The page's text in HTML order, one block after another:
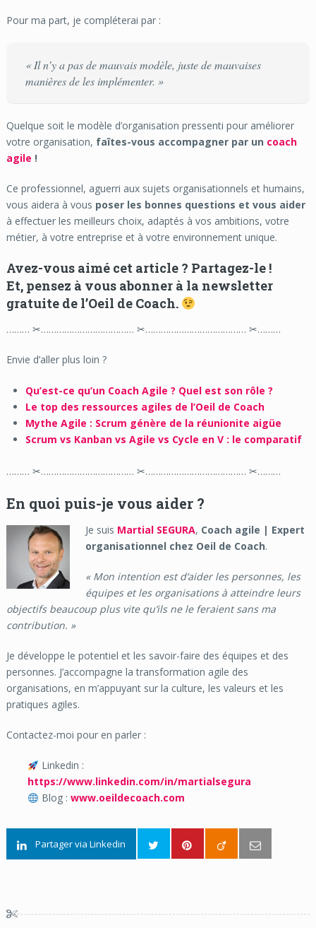
Pour ma part, je compléterai par :
« Il n’y a pas de mauvais modèle, juste de mauvaises
manières de les implémenter. »
Quelque soit le modèle d’organisation pressenti pour améliorer
votre organisation, faîtes-vous accompagner par un coach
agile !
Ce professionnel, aguerri aux sujets organisationnels et humains,
vous aidera à vous poser les bonnes questions et vous aider
à effectuer les meilleurs choix, adaptés à vos ambitions, votre
métier, à votre entreprise et à votre environnement unique.
Avez-vous aimé cet article ? Partagez-le !
Et, pensez à vous abonner à la newsletter
gratuite de l’Oeil de Coach.
……… ✂……………………………… ✂………………………………… ✂………
Envie d’aller plus loin ?
Qu’est-ce qu’un Coach Agile ? Quel est son rôle ?
Le top des ressources agiles de l’Oeil de Coach
Mythe Agile : Scrum génère de la réunionite aigüe
Scrum vs Kanban vs Agile vs Cycle en V : le comparatif
……… ✂……………………………… ✂………………………………… ✂………
En quoi puis-je vous aider ?
Je suis Martial SEGURA, Coach agile | Expert
organisationnel chez Oeil de Coach.
« Mon intention est d’aider les personnes, les
équipes et les organisations à atteindre leurs
objectifs beaucoup plus vite qu’ils ne le feraient sans ma
contribution. »
Je développe le potentiel et les savoir-faire des équipes et des
personnes. J’accompagne la transformation agile des
organisations, en m’appuyant sur la culture, les valeurs et les
pratiques agiles.
Contactez-moi pour en parler :
Linkedin :
https://www.linkedin.com/in/martialsegura
Blog : www.oeildecoach.com
Partager via Linkedin